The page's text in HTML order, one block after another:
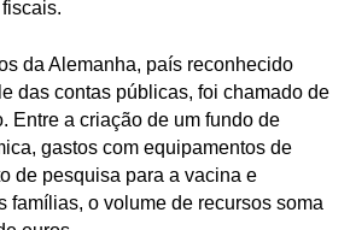
da Alemanha, país reconhecido
das contas públicas, foi chamado de
Entre a criação de um fundo de
gastos com equipamentos de
de pesquisa para a vacina e
famílias, o volume de recursos soma